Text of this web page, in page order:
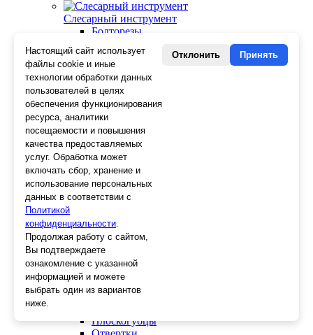
Слесарный инструмент
Болторезы
Круглогубцы
Тонкогубцы, утконосы
Бокорезы
Кувалды
Молотки
Головки
Зенкера, бородки, кернеры
Керны
Патроны, переходники
Ножницы электрика
Стопорные кольца
Съемники стопорных колец
Магниты
Клещи для изоляции
Кабелерезы
Гайкорезы
Зажимы ручные
Подшипники
Тиски
Плоскогубцы
Настоящий сайт использует
файлы cookie и иные
технологии обработки данных
пользователей в целях
обеспечения функционирования
ресурса, аналитики
посещаемости и повышения
качества предоставляемых
услуг. Обработка может
включать сбор, хранение и
использование персональных
данных в соответствии с
Политикой
конфиденциальности.
Продолжая работу с сайтом,
Вы подтверждаете
ознакомление с указанной
информацией и можете
выбрать один из вариантов
ниже.
Отклонить Принять